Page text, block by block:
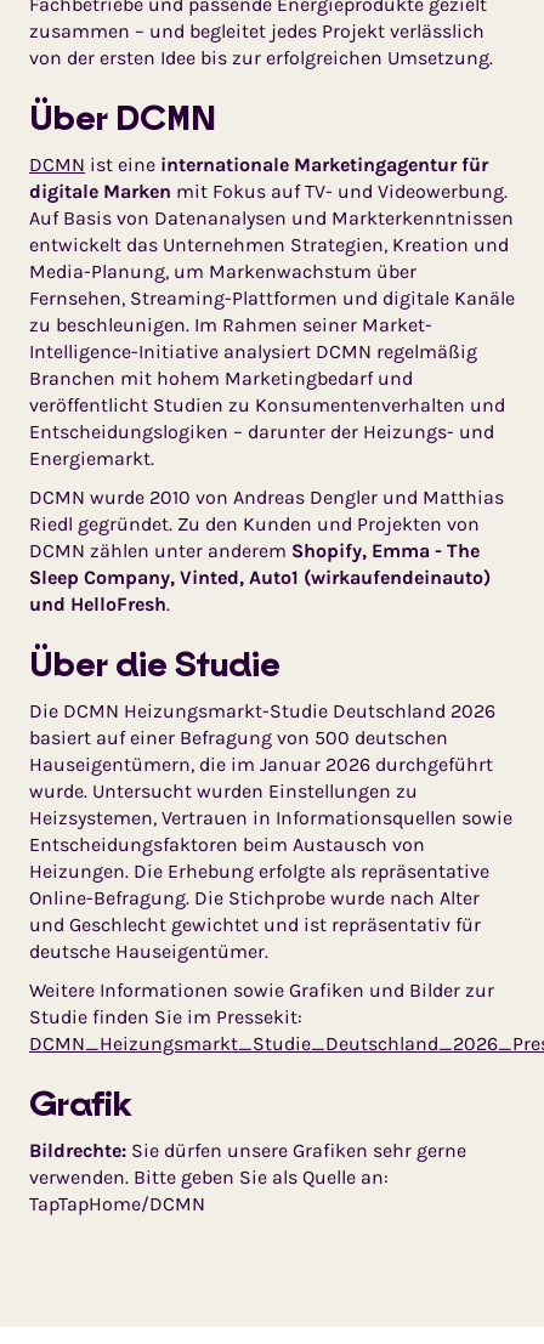
zusammen – und begleitet jedes Projekt verlässlich
von der ersten Idee bis zur erfolgreichen Umsetzung.
Über DCMN
DCMN ist eine internationale Marketingagentur für
digitale Marken mit Fokus auf TV- und Videowerbung.
Auf Basis von Datenanalysen und Markterkenntnissen
entwickelt das Unternehmen Strategien, Kreation und
Media-Planung, um Markenwachstum über
Fernsehen, Streaming-Plattformen und digitale Kanäle
zu beschleunigen. Im Rahmen seiner Market-
Intelligence-Initiative analysiert DCMN regelmäßig
Branchen mit hohem Marketingbedarf und
veröffentlicht Studien zu Konsumentenverhalten und
Entscheidungslogiken – darunter der Heizungs- und
Energiemarkt.
DCMN wurde 2010 von Andreas Dengler und Matthias
Riedl gegründet. Zu den Kunden und Projekten von
DCMN zählen unter anderem Shopify, Emma - The
Sleep Company, Vinted, Auto1 (wirkaufendeinauto)
und HelloFresh.
Über die Studie
Die DCMN Heizungsmarkt-Studie Deutschland 2026
basiert auf einer Befragung von 500 deutschen
Hauseigentümern, die im Januar 2026 durchgeführt
wurde. Untersucht wurden Einstellungen zu
Heizsystemen, Vertrauen in Informationsquellen sowie
Entscheidungsfaktoren beim Austausch von
Heizungen. Die Erhebung erfolgte als repräsentative
Online-Befragung. Die Stichprobe wurde nach Alter
und Geschlecht gewichtet und ist repräsentativ für
deutsche Hauseigentümer.
Weitere Informationen sowie Grafiken und Bilder zur
Studie finden Sie im Pressekit:
Grafik
Bildrechte: Sie dürfen unsere Grafiken sehr gerne
verwenden. Bitte geben Sie als Quelle an:
TapTapHome/DCMN